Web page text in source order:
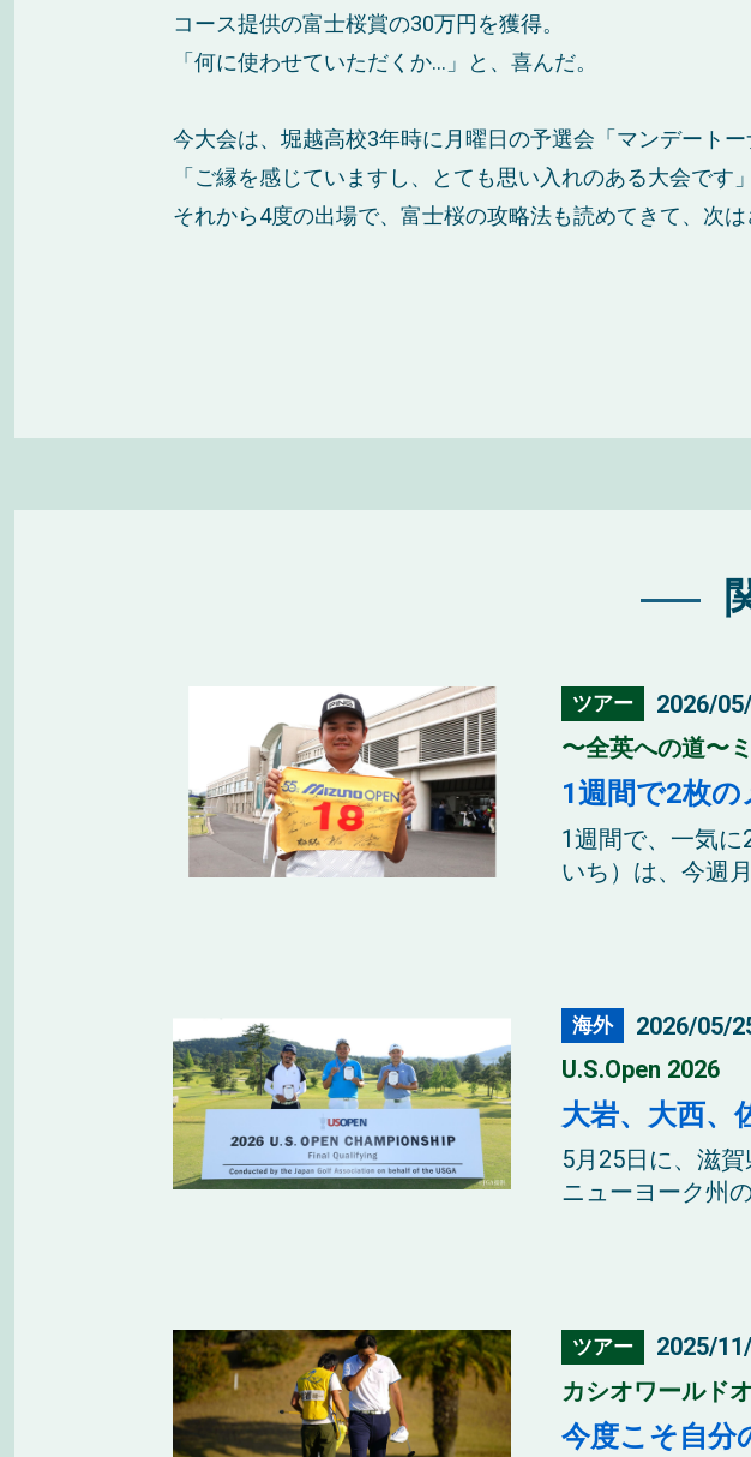
コース提供の富士桜賞の30万円を獲得。
「何に使わせていただくか…」と、喜んだ。
今大会は、堀越高校3年時に月曜日の予選会「マンデート
「ご縁を感じていますし、とても思い入れのある大会です」
それから4度の出場で、富士桜の攻略法も読めてきて、次
ツアー
2026/
〜全英への道〜
1週間で2枚
1週間で、一気
いち）は、今週
海外
2026/05/
U.S.Open 2026
大岩、大西、
5月25日に、滋
ニューヨーク州
ツアー
2025/
カシオワールド
今度こそ自分